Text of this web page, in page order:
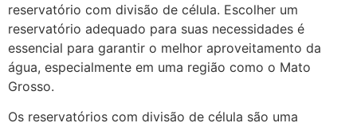
reservatório com divisão de célula. Escolher um
reservatório adequado para suas necessidades é
essencial para garantir o melhor aproveitamento da
água, especialmente em uma região como o Mato
Grosso.
Os reservatórios com divisão de célula são uma